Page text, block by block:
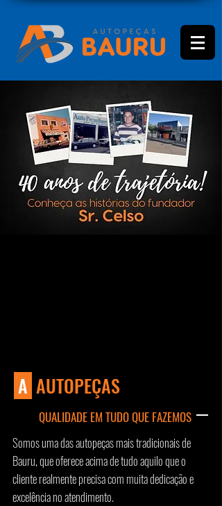
A AUTOPEÇAS
QUALIDADE EM TUDO QUE FAZEMOS
Somos uma das autopeças maistradicionais de
Bauru, que oferece acima de tudo aquilo que o
cliente realmente precisa com muita dedicação e
excelência no atendimento.